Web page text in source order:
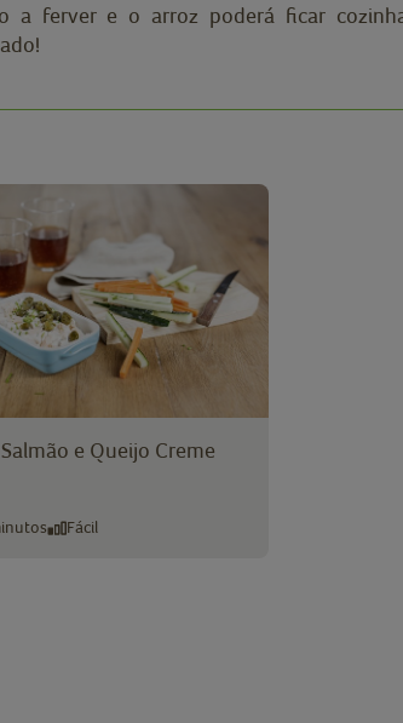
a ferver e o arroz poderá ficar
e Queijo Creme
Fácil